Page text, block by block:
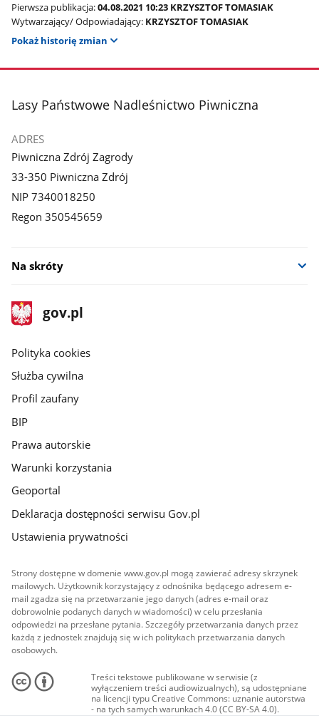
Pierwsza publikacja:04.08.2021 10:23 KRZYSZTOF TOMASIAK
Wytwarzający/ Odpowiadający: KRZYSZTOF TOMASIAK
Pokaż historię zmian
stopka
Lasy Państwowe Nadleśnictwo Piwniczna
ADRES
Piwniczna Zdrój Zagrody
33-350 Piwniczna Zdrój
NIP 7340018250
Regon 350545659
Na skróty
stopka
gov.pl
Strona
gov.pl
gov.pl
Polityka cookies
Służba cywilna
Profil zaufany
BIP
Prawa autorskie
Warunki korzystania
Geoportal
Deklaracja dostępności serwisu Gov.pl
Ustawienia prywatności
Strony dostępne w domenie www.gov.pl mogą zawierać adresy skrzynek
mailowych. Użytkownik korzystający z odnośnika będącego adresem e-
mail zgadza się na przetwarzanie jego danych (adres e-mail oraz
dobrowolnie podanych danych w wiadomości) w celu przesłania
odpowiedzi na przesłane pytania. Szczegóły przetwarzania danych przez
każdą z jednostek znajdują się w ich politykach przetwarzania danych
osobowych.
Treści tekstowe publikowane w serwisie (z
wyłączeniem treści audiowizualnych), są udostępniane
na licencji typu Creative Commons: uznanie autorstwa
- na tych samych warunkach 4.0 (CC BY-SA 4.0).
Materiały audiowizualne, w tym zdjęcia, materiały